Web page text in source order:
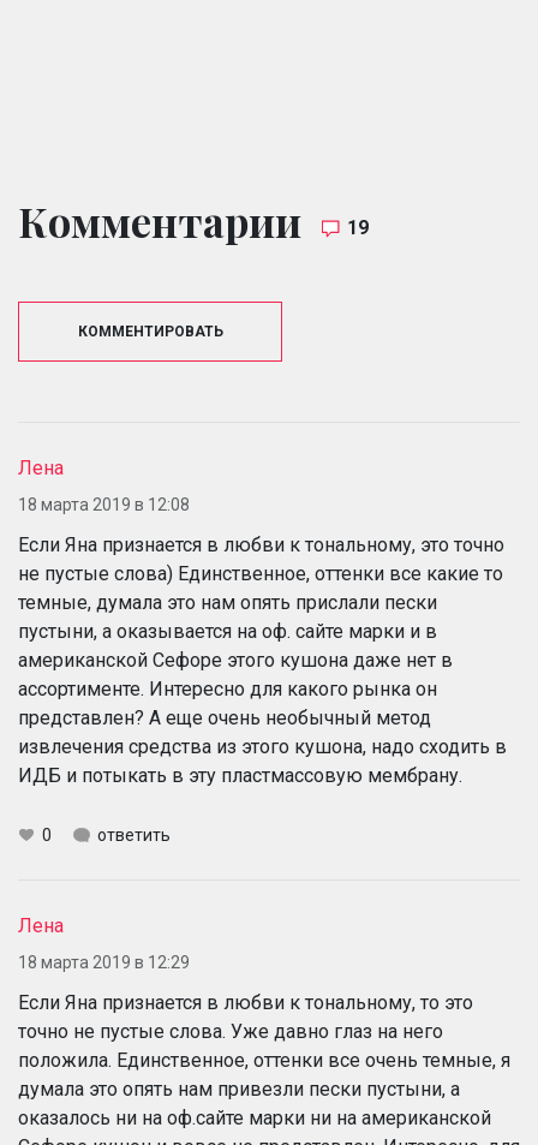
Комментарии 19
КОММЕНТИРОВАТЬ
Лена
18 марта 2019 в 12:08
Если Яна признается в любви к тональному, это точно
не пустые слова) Единственное, оттенки все какие то
темные, думала это нам опять прислали пески
пустыни, а оказывается на оф. сайте марки и в
американской Сефоре этого кушона даже нет в
ассортименте. Интересно для какого рынка он
представлен? А еще очень необычный метод
извлечения средства из этого кушона, надо сходить в
ИДБ и потыкать в эту пластмассовую мембрану.
0 ответить
Лена
18 марта 2019 в 12:29
Если Яна признается в любви к тональному, то это
точно не пустые слова. Уже давно глаз на него
положила. Единственное, оттенки все очень темные, я
думала это опять нам привезли пески пустыни, а
оказалось ни на оф.сайте марки ни на американской